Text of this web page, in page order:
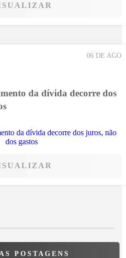
06 DE AGO
da dívida decorre dos
POSTAGENS